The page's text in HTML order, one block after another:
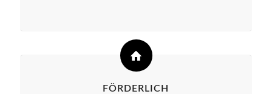
FÖRDERLICH